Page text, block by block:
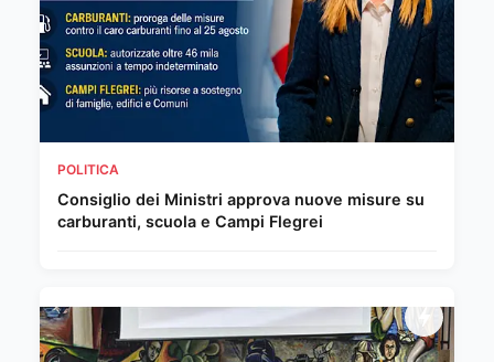
POLITICA
Consiglio dei Ministri approva nuove misure su
carburanti, scuola e Campi Flegrei